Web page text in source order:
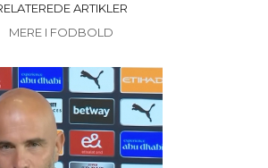
ARTIKLER
MERE I FODBOLD